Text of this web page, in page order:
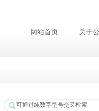
网站首页 关于